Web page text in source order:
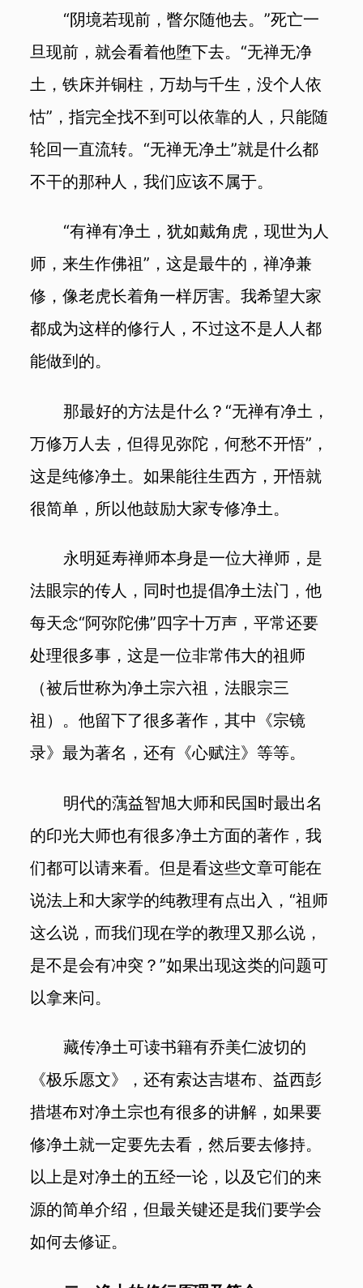
“阴境若现前，瞥尔随他去。”死亡一
旦现前，就会看着他堕下去。“无禅无净
土，铁床并铜柱，万劫与千生，没个人依
怙”，指完全找不到可以依靠的人，只能随
轮回一直流转。“无禅无净土”就是什么都
不干的那种人，我们应该不属于。
“有禅有净土，犹如戴角虎，现世为人
师，来生作佛祖”，这是最牛的，禅净兼
修，像老虎长着角一样厉害。我希望大家
都成为这样的修行人，不过这不是人人都
能做到的。
那最好的方法是什么？“无禅有净土，
万修万人去，但得见弥陀，何愁不开悟”，
这是纯修净土。如果能往生西方，开悟就
很简单，所以他鼓励大家专修净土。
永明延寿禅师本身是一位大禅师，是
法眼宗的传人，同时也提倡净土法门，他
每天念“阿弥陀佛”四字十万声，平常还要
处理很多事，这是一位非常伟大的祖师
（被后世称为净土宗六祖，法眼宗三
祖）。他留下了很多著作，其中《宗镜
录》最为著名，还有《心赋注》等等。
明代的蕅益智旭大师和民国时最出名
的印光大师也有很多净土方面的著作，我
们都可以请来看。但是看这些文章可能在
说法上和大家学的纯教理有点出入，“祖师
这么说，而我们现在学的教理又那么说，
是不是会有冲突？”如果出现这类的问题可
以拿来问。
藏传净土可读书籍有乔美仁波切的
《极乐愿文》，还有索达吉堪布、益西彭
措堪布对净土宗也有很多的讲解，如果要
修净土就一定要先去看，然后要去修持。
以上是对净土的五经一论，以及它们的来
源的简单介绍，但最关键还是我们要学会
如何去修证。